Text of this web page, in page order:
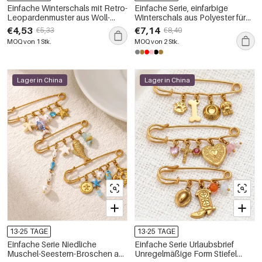
Einfache Winterschals mit Retro-
Leopardenmuster aus Woll-
Polyester-Mischgewebe
€4,53 €5,33
MOQ von 1 Stk.
Einfache Serie, einfarbige
Winterschals aus Polyester für
den täglichen Gebrauch
€7,14 €8,40
MOQ von 2 Stk.
Lager in China
13-25 TAGE
Einfache Serie Niedliche
Muschel-Seestern-Broschen aus
Lager in China
13-25 TAGE
Einfache Serie Urlaubsbrief
Unregelmäßige Form Stiefel